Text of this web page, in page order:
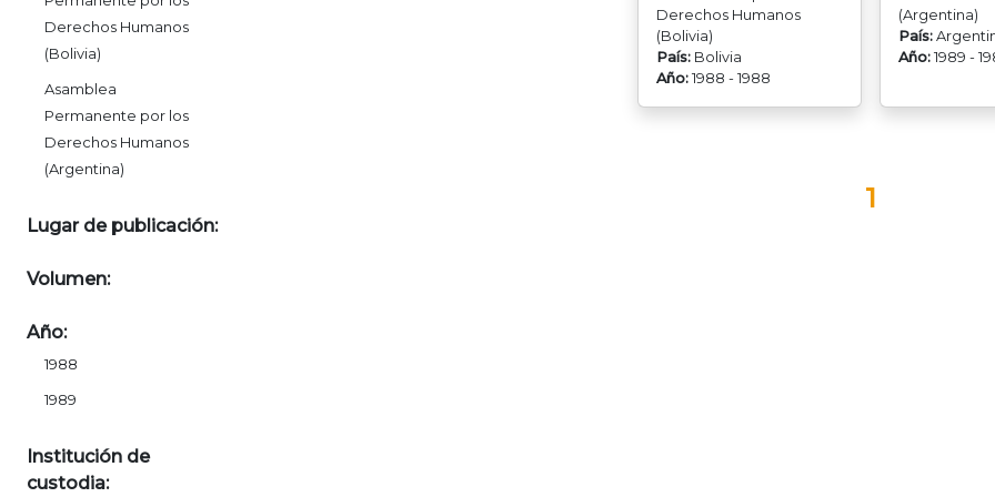
Derechos Humanos
(Bolivia)
Asamblea
Permanente por los
Derechos Humanos
(Argentina)
Lugar de publicación:
Volumen:
Año:
1988
1989
Institución de
custodia:
Derechos Humanos
(Bolivia)
País: Bolivia
Año:1988 - 1988
(Argentina)
País:
Año: 1989 -
1